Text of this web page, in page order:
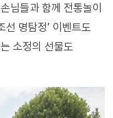
님들과 함께 전통놀이
선 명탐정’ 이벤트도
소정의 선물도